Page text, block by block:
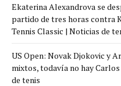
Ekaterina Alexandrova se
partido de tres horas contra
Tennis Classic | Noticias de
US Open: Novak Djokovic y
mixtos, todavía no hay
de tenis